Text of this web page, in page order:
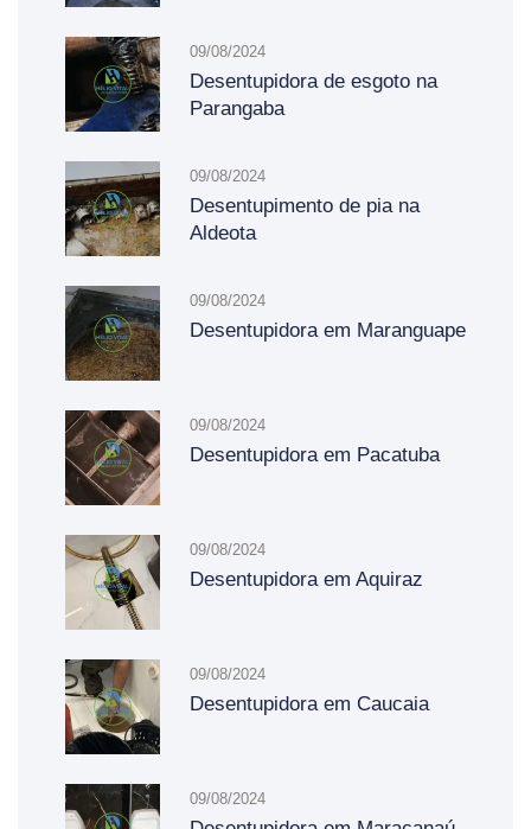
09/08/2024
Desentupidora de esgoto na
Parangaba
09/08/2024
Desentupimento de pia na
Aldeota
09/08/2024
Desentupidora em Maranguape
09/08/2024
Desentupidora em Pacatuba
09/08/2024
Desentupidora em Aquiraz
09/08/2024
Desentupidora em Caucaia
09/08/2024